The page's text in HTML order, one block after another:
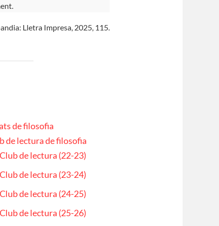
Lletra Impresa, 2025, 115.
de filosofia
de lectura de filosofia
Club de lectura (22-23)
Club de lectura (23-24)
Club de lectura (24-25)
Club de lectura (25-26)